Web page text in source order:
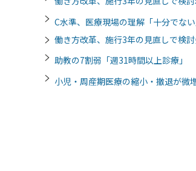
C水準、医療現場の理解「十分で
働き方改革、施行3年の見直しで
助教の7割弱「週31時間以上診療
小児・周産期医療の縮小・撤退が